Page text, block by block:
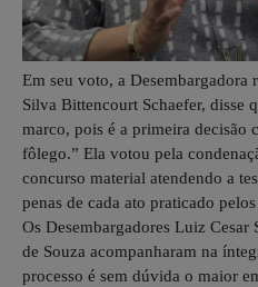
Em seu voto, a Desembargadora
Silva Bittencourt Schaefer, disse
marco, pois é a primeira decisão
fôlego.” Ela votou pela
concurso material atendendo a
penas de cada ato praticado
Os Desembargadores Luiz
de Souza acompanharam na
processo é sem dúvida o maior